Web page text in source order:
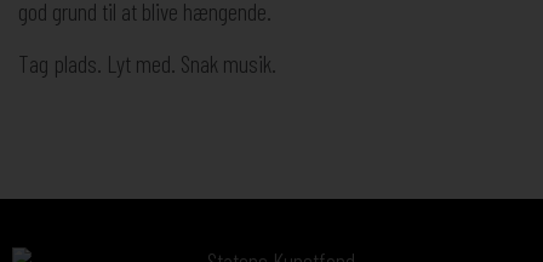
god grund til at blive hængende.
Tag plads. Lyt med. Snak musik.